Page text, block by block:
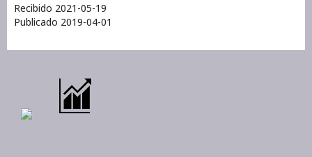
Recibido 2021-05-19
Publicado 2019-04-01